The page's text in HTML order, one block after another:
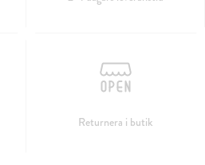
Returnera i butik